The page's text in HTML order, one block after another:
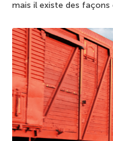
mais il existe des façons